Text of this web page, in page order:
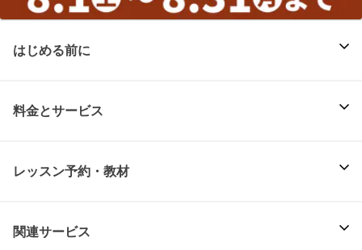
はじめる前に
料金とサービス
レッスン予約・教材
関連サービス